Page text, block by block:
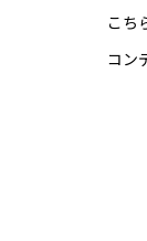
こち
コン